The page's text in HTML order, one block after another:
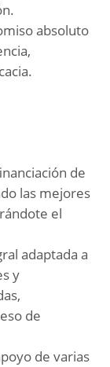
absoluto
de
las mejores
el
adaptada a
y
de
de varias